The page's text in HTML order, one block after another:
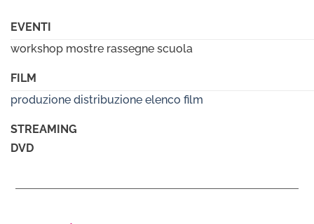
EVENTI
workshop mostre rassegne scuola
FILM
produzione distribuzione elenco film
STREAMING
DVD